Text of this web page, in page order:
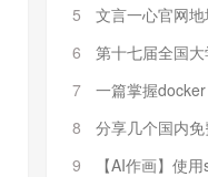
5
文言一心官网地
6
第十七届全国大学生智能汽车
7
一篇掌握docker
8
分享几个国内免费的ChatGPT
9
【AI作画】使用stable-